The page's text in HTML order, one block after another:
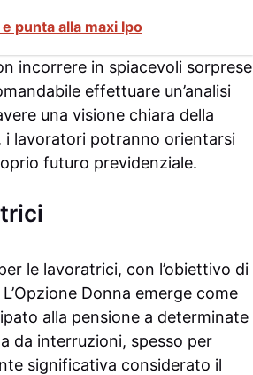
punta alla maxi Ipo
incorrere in spiacevoli sorprese
effettuare un’analisi
una visione chiara della
i lavoratori potranno orientarsi
futuro previdenziale.
le lavoratrici, con l’obiettivo di
Donna emerge come
alla pensione a determinate
da interruzioni, spesso per
significativa considerato il